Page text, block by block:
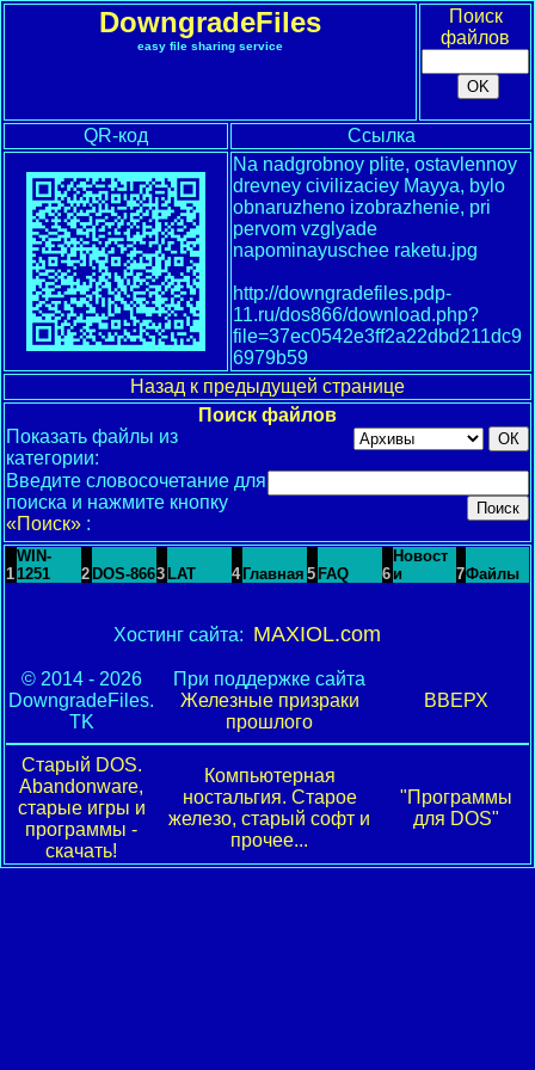
DowngradeFiles
easy file sharing service
Поиск
файлов
QR-код
Ссылка
Na nadgrobnoy plite, ostavlennoy
drevney civilizaciey Mayya, bylo
obnaruzheno izobrazhenie, pri
pervom vzglyade
napominayuschee raketu.jpg
http://downgradefiles.pdp-
11.ru/dos866/download.php?
file=37ec0542e3ff2a22dbd211dc9
6979b59
Назад к предыдущей странице
Поиск файлов
Показать файлы из
категории:
Введите словосочетание для
поиска и нажмите кнопку
«Поиск» :
1
WIN-
1251
2 DOS-8663 LAT 4 Главная 5 FAQ 6
Новост
и
7Файлы
Хостинг сайта: MAXIOL.com
© 2014 - 2026
DowngradeFiles.
TK
При поддержке сайта
Железные призраки
прошлого
ВВЕРХ
Старый DOS.
Abandonware,
старые игры и
программы -
скачать!
Компьютерная
ностальгия. Старое
железо, старый софт и
прочее...
"Программы
для DOS"